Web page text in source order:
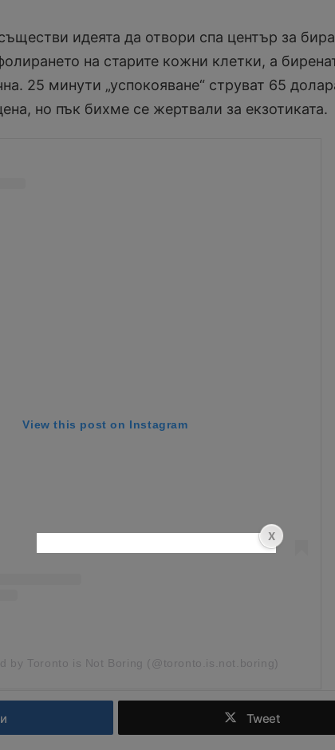
идеята да отвори спа център за
на старите кожни клетки, а
25 минути „успокояване“ струват 65
но пък бихме се жертвали за екзотиката.
View this post on Instagram
by Toronto is Not Boring (@toronto.is.not.boring)
Tweet